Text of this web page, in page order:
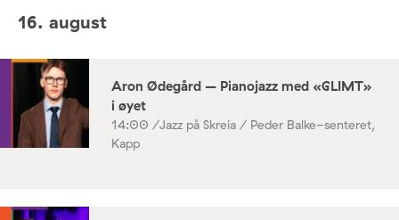
16. august
Aron Ødegård – Pianojazz med «GLIMT»
i øyet
14:00 /Jazz på Skreia / Peder Balke-senteret,
Kapp